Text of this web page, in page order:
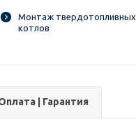
Монтаж твердотопливных
котлов
| Гарантия